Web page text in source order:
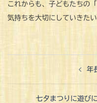
これからも、子どもたちの
気持ちを大切にしていきたい
年
七夕まつりに遊び